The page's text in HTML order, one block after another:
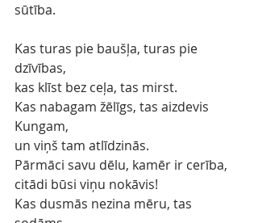
sūtība.
Kas turas pie baušļa, turas pie
dzīvības,
kas klīst bez ceļa, tas mirst.
Kas nabagam žēlīgs, tas aizdevis
Kungam,
un viņš tam atlīdzinās.
Pārmāci savu dēlu, kamēr ir cerība,
citādi būsi viņu nokāvis!
Kas dusmās nezina mēru, tas